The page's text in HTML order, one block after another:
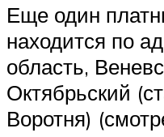
Еще один
находится по
область,
Октябрьский
Воротня)